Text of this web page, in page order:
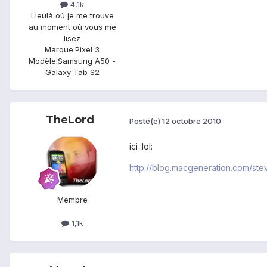
4,1k
Lieulà où je me trouve
au moment où vous me
lisez
Marque:Pixel 3
Modèle:Samsung A50 -
Galaxy Tab S2
TheLord
Membre
1,1k
Posté(e) 12 octobre 2010
ici :lol:
http://blog.macgeneration.com/